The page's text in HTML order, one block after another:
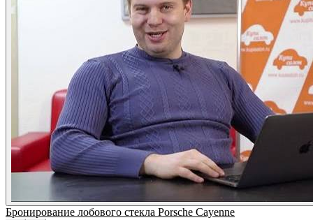
Бронирование лобового стекла Porsche Cayenne